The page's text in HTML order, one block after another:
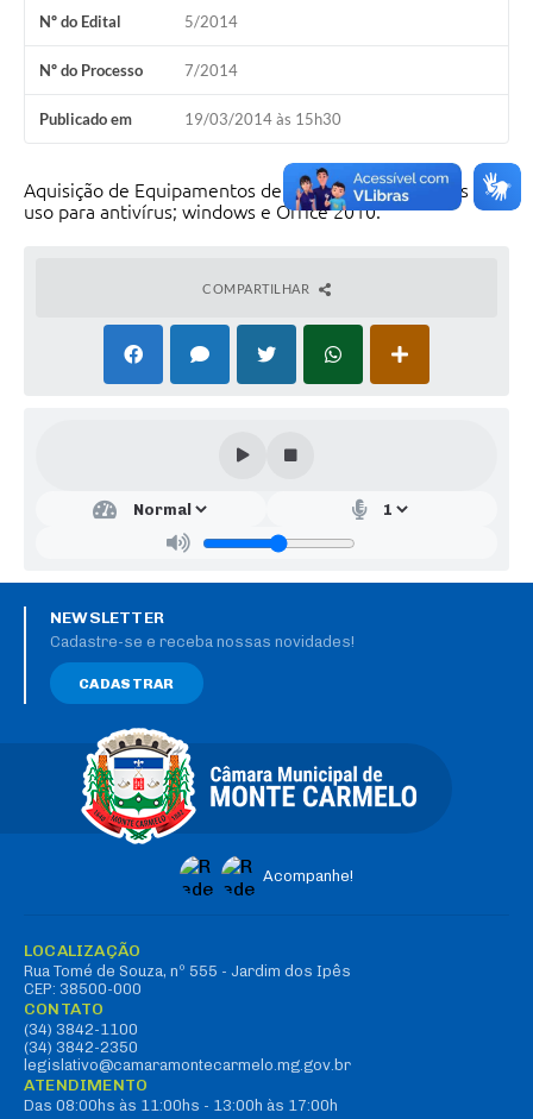
Nº do Edital 5/2014
Nº do Processo 7/2014
Publicado em 19/03/2014 às 15h30
Aquisição de Equipamentos de Informática e licenças de
uso para antivírus; windows e Office 2010.
COMPARTILHAR
Acompanhe!
NEWSLETTER
Cadastre-se e receba nossas novidades!
CADASTRAR
LOCALIZAÇÃO
Rua Tomé de Souza, nº 555 - Jardim dos Ipês
CEP: 38500-000
CONTATO
(34) 3842-1100
(34) 3842-2350
legislativo@camaramontecarmelo.mg.gov.br
ATENDIMENTO
Das 08:00hs às 11:00hs - 13:00h às 17:00h